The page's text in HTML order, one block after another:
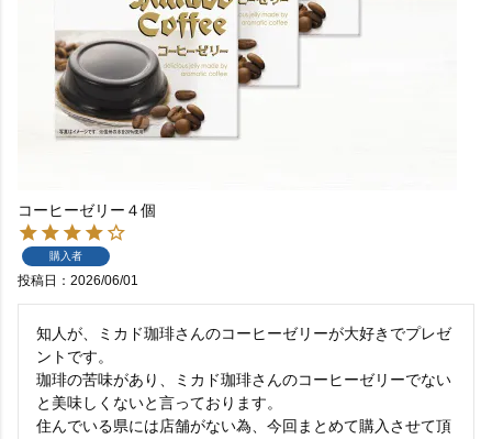
コーヒーゼリー４個
購入者
投稿日 2026/06/01
知人が、ミカド珈琲さんのコーヒーゼリーが大好きでプレゼ
ントです。
珈琲の苦味があり、ミカド珈琲さんのコーヒーゼリーでない
と美味しくないと言っております。
住んでいる県には店舗がない為、今回まとめて購入させて頂